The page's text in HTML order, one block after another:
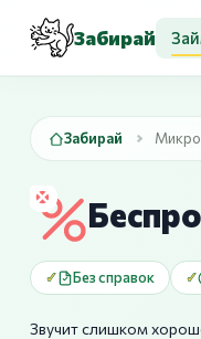
Забирай
Забирай
Без справок
Звучит слишком